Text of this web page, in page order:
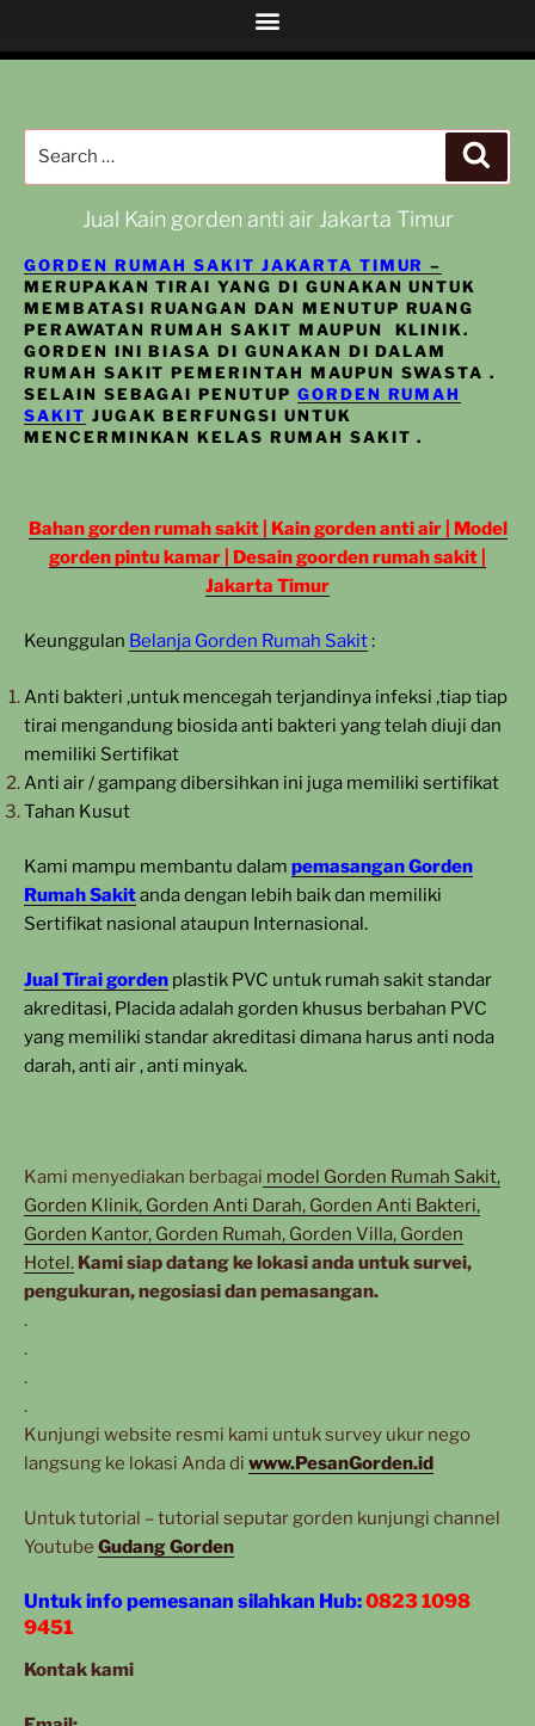
Jual Kain gorden anti air Jakarta Timur
GORDEN RUMAH SAKIT JAKARTA TIMUR –
MERUPAKAN TIRAI YANG DI GUNAKAN UNTUK
MEMBATASI RUANGAN DAN MENUTUP RUANG
PERAWATAN RUMAH SAKIT MAUPUN KLINIK.
GORDEN INI BIASA DI GUNAKAN DI DALAM
RUMAH SAKIT PEMERINTAH MAUPUN SWASTA .
SELAIN SEBAGAI PENUTUP GORDEN RUMAH
SAKIT JUGAK BERFUNGSI UNTUK
MENCERMINKAN KELAS RUMAH SAKIT .
Bahan gorden rumah sakit | Kain gorden anti air | Model
gorden pintu kamar | Desain goorden rumah sakit |
Jakarta Timur
Keunggulan Belanja Gorden Rumah Sakit:
Anti bakteri ,untuk mencegah terjandinya infeksi ,tiap tiap
tirai mengandung biosida anti bakteri yang telah diuji dan
memiliki Sertifikat
Anti air / gampang dibersihkan ini juga memiliki sertifikat
Tahan Kusut
Kami mampu membantu dalam pemasangan Gorden
Rumah Sakitanda dengan lebih baik dan memiliki
Sertifikat nasional ataupun Internasional.
Jual Tirai gorden plastik PVC untuk rumah sakit standar
akreditasi, Placida adalah gorden khusus berbahan PVC
yang memiliki standar akreditasi dimana harus anti noda
darah, anti air , anti minyak.
Kami menyediakan berbagai model Gorden Rumah Sakit,
Gorden Klinik, Gorden Anti Darah, Gorden Anti Bakteri,
Gorden Kantor, Gorden Rumah, Gorden Villa, Gorden
Hotel. Kami siap datang ke lokasi anda untuk survei,
pengukuran, negosiasi dan pemasangan.
.
.
.
.
Kunjungi website resmi kami untuk survey ukur nego
langsung ke lokasi Anda di www.PesanGorden.id
Untuk tutorial – tutorial seputar gorden kunjungi channel
Youtube Gudang Gorden
Untuk info pemesanan silahkan Hub:0823 1098
9451
Kontak kami